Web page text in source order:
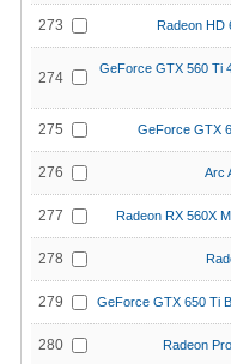
273 Radeon HD
274
GeForce GTX 560 Ti
275 GeForce GTX
276 Arc
277 Radeon RX 560X
278
279 GeForce GTX 650 Ti
280 Radeon